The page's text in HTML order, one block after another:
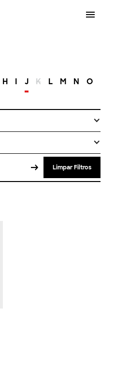
H I J K L M N O
Limpar Filtros